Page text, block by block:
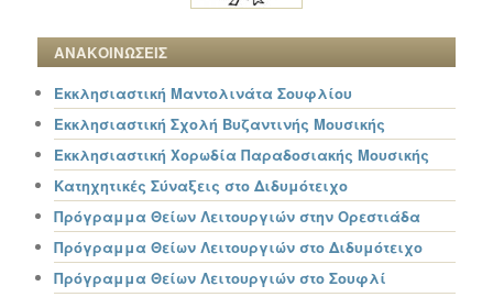
ΑΝΑΚΟΙΝΩΣΕΙΣ
Εκκλησιαστική Μαντολινάτα Σουφλίου
Εκκλησιαστική Σχολή Βυζαντινής Μουσικής
Εκκλησιαστική Χορωδία Παραδοσιακής Μουσικής
Κατηχητικές Σύναξεις στο Διδυμότειχο
Πρόγραμμα Θείων Λειτουργιών στην Ορεστιάδα
Πρόγραμμα Θείων Λειτουργιών στο Διδυμότειχο
Πρόγραμμα Θείων Λειτουργιών στο Σουφλί